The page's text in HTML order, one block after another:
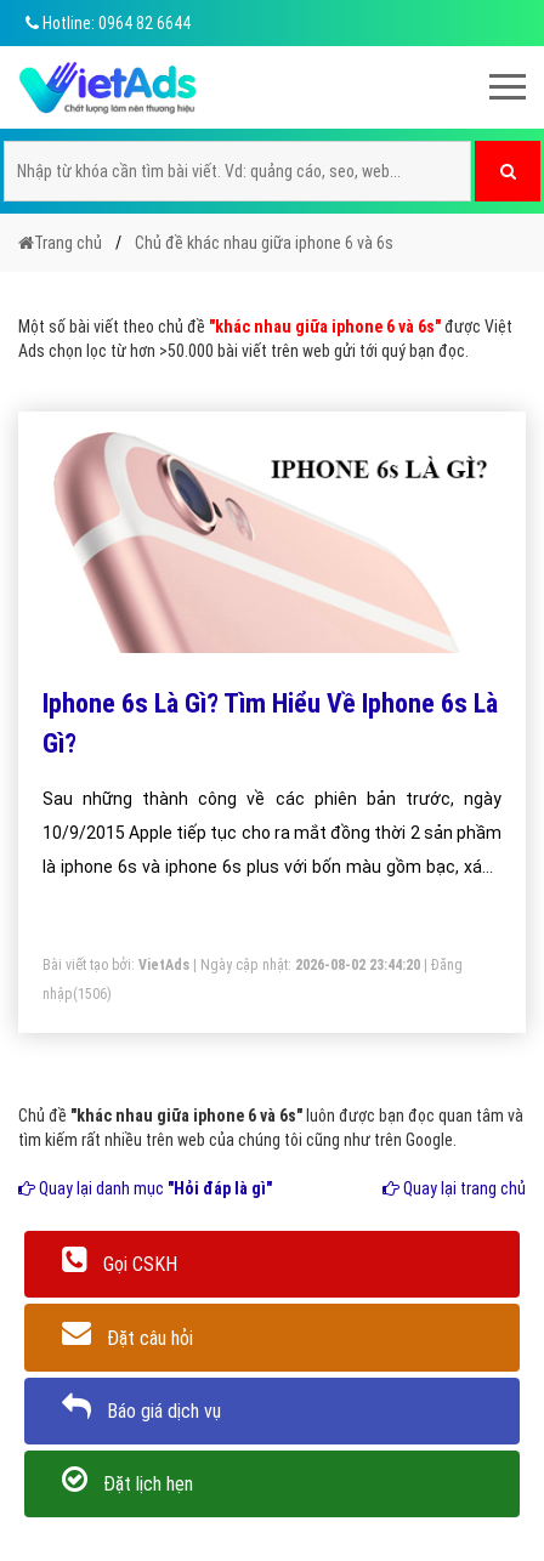
Hotline: 0964 82 6644
Trang chủ Chủ đề khác nhau giữa iphone 6 và 6s
Một số bài viết theo chủ đề "khác nhau giữa iphone 6 và 6s"được Việt
Ads chọn lọc từ hơn >50.000 bài viết trên web gửi tới quý bạn đọc.
Iphone 6s Là Gì? Tìm Hiểu Về Iphone 6s Là
Gì?
Sau những thành công về các phiên bản trước, ngày
10/9/2015 Apple tiếp tục cho ra mắt đồng thời 2 sản phầm
là iphone 6s và iphone 6s plus với bốn màu gồm bạc, xám,
Bài viết tạo bởi: VietAds | Ngày cập nhật: 2026-08-02 23:44:20
Đăng
nhập(1506)
Chủ đề "khác nhau giữa iphone 6 và 6s" luôn được bạn đọc quan tâm và
tìm kiếm rất nhiều trên web của chúng tôi cũng như trên Google.
Quay lại danh mục "Hỏi đáp là gì" Quay lại trang chủ
Gọi CSKH
Đặt câu hỏi
Báo giá dịch vụ
Đặt lịch hẹn